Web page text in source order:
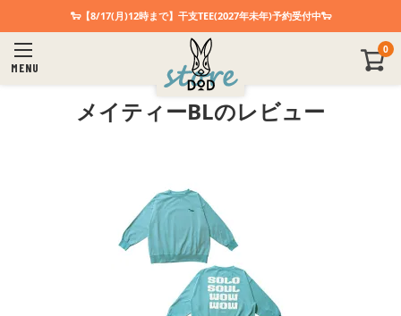
🐑【8/17(月)12時まで】干支TEE(2027年未年)予約受付中🐑
MENU
0
メイティーBLのレビュー